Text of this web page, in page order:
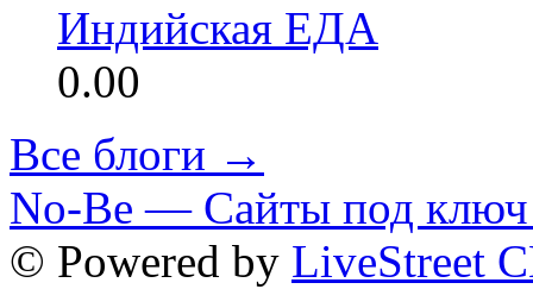
Индийская ЕДА
0.00
Все блоги →
No-Be — Сайты под ключ
© Powered by LiveStreet